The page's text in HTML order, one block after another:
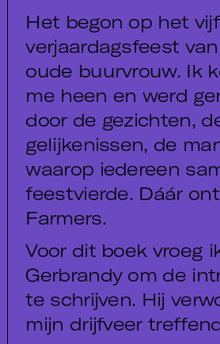
Het begon op het
verjaardagsfeest
oude buurvrouw. Ik
me heen en werd
door de gezichten,
gelijkenissen, de
waarop iedereen
feestvierde. Dáár
Farmers.
Voor dit boek vroeg
Gerbrandy om de
te schrijven. Hij
mijn drijfveer